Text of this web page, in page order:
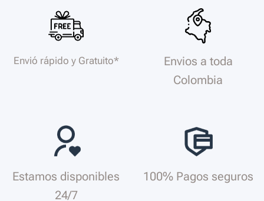
Envió rápido y Gratuito*
Envios a toda
Colombia
Estamos disponibles
24/7
100% Pagos seguros